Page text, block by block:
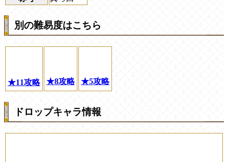
別の難易度はこちら
★11攻略 ★8攻略 ★5攻略
ドロップキャラ情報